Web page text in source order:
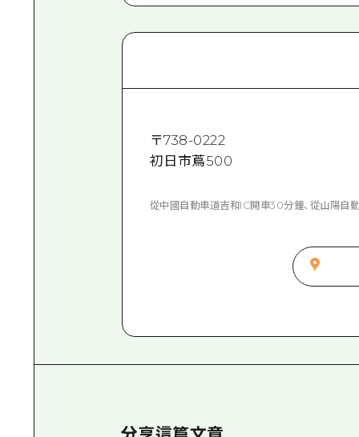
〒738-0222
初日市蔦500
從中國自動車道吉和IC開車30分鐘、從山陽自